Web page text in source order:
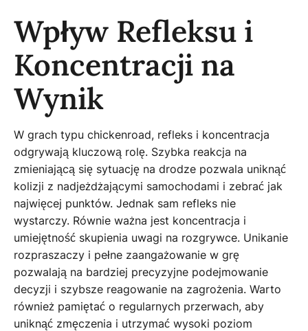
Wpływ Refleksu i
Koncentracji na
Wynik
W grach typu chickenroad, refleks i koncentracja
odgrywają kluczową rolę. Szybka reakcja na
zmieniającą się sytuację na drodze pozwala uniknąć
kolizji z nadjeżdżającymi samochodami i zebrać jak
najwięcej punktów. Jednak sam refleks nie
wystarczy. Równie ważna jest koncentracja i
umiejętność skupienia uwagi na rozgrywce. Unikanie
rozpraszaczy i pełne zaangażowanie w grę
pozwalają na bardziej precyzyjne podejmowanie
decyzji i szybsze reagowanie na zagrożenia. Warto
również pamiętać o regularnych przerwach, aby
uniknąć zmęczenia i utrzymać wysoki poziom